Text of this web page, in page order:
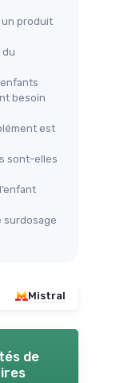
produit
du
besoin
est
sont-elles
surdosage
Mistral
de